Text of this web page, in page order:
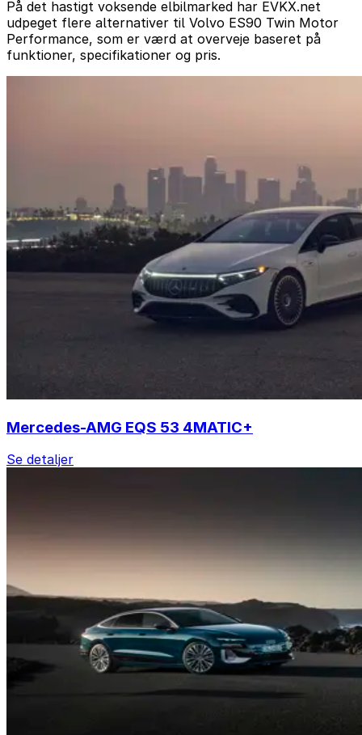
På det hastigt voksende elbilmarked har EVKX.net
udpeget flere alternativer til Volvo ES90 Twin Motor
Performance, som er værd at overveje baseret på
funktioner, specifikationer og pris.
Mercedes-AMG EQS 53 4MATIC+
Se detaljer